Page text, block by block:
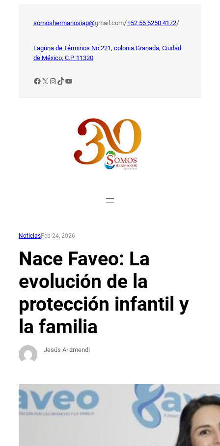
somoshermanosiap@gmail.com/+52 55 5250 4172/
Laguna de Términos No.221, colonia Granada, Ciudad
de México, C.P. 11320
Facebook
X Instagram
TikTok
YouTube
NoticiasFeb 24, 2026
Nace Faveo: La
evolución de la
protección infantil y
la familia
Jesús Arizmendi